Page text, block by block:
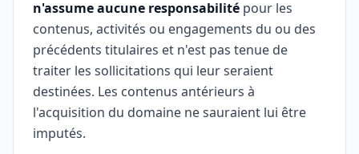
n'assume aucune responsabilité pour les
contenus, activités ou engagements du ou des
précédents titulaires et n'est pas tenue de
traiter les sollicitations qui leur seraient
destinées. Les contenus antérieurs à
l'acquisition du domaine ne sauraient lui être
imputés.